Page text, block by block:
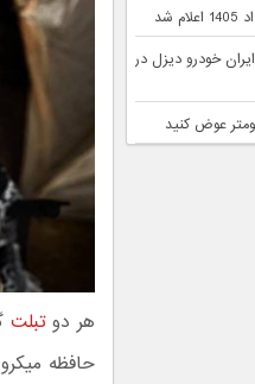
هر دوتبلت
شرایط فروش اقساطی کامیون ۱۹۳۰ ایران خودرو دیزل در